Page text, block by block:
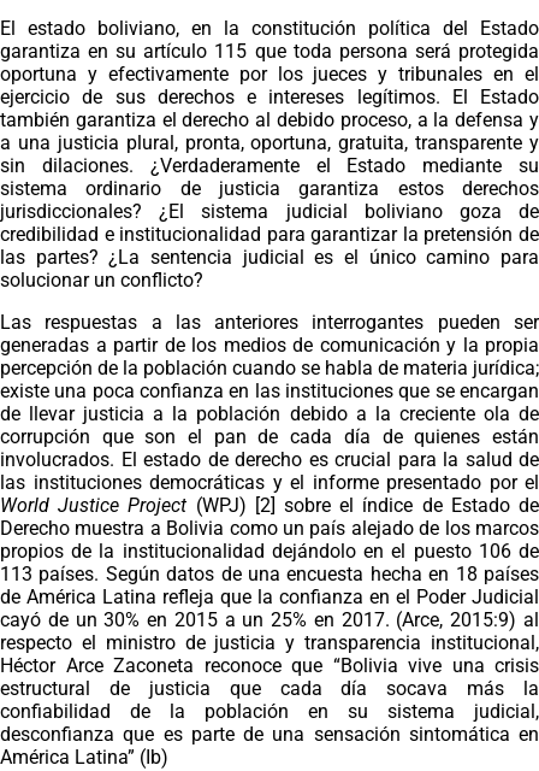
El estado boliviano, en la constitución política del Estado
garantiza en su artículo 115 que toda persona será protegida
oportuna y efectivamente por los jueces y tribunales en el
ejercicio de sus derechos e intereses legítimos. El Estado
también garantiza el derecho al debido proceso, a la defensa y
a una justicia plural, pronta, oportuna, gratuita, transparente y
sin dilaciones. ¿Verdaderamente el Estado mediante su
sistema ordinario de justicia garantiza estos derechos
jurisdiccionales? ¿El sistema judicial boliviano goza de
credibilidad e institucionalidad para garantizar la pretensión de
las partes? ¿La sentencia judicial es el único camino para
solucionar un conflicto?
Las respuestas a las anteriores interrogantes pueden ser
generadas a partir de los medios de comunicación y la propia
percepción de la población cuando se habla de materia jurídica;
existe una poca confianza en las instituciones que se encargan
de llevar justicia a la población debido a la creciente ola de
corrupción que son el pan de cada día de quienes están
involucrados. El estado de derecho es crucial para la salud de
las instituciones democráticas y el informe presentado por el
World Justice Project (WPJ) [2] sobre el índice de Estado de
Derecho muestra a Bolivia como un país alejado de los marcos
propios de la institucionalidad dejándolo en el puesto 106 de
113 países. Según datos de una encuesta hecha en 18 países
de América Latina refleja que la confianza en el Poder Judicial
cayó de un 30% en 2015 a un 25% en 2017. (Arce, 2015:9) al
respecto el ministro de justicia y transparencia institucional,
Héctor Arce Zaconeta reconoce que “Bolivia vive una crisis
estructural de justicia que cada día socava más la
confiabilidad de la población en su sistema judicial,
desconfianza que es parte de una sensación sintomática en
América Latina” (Ib)